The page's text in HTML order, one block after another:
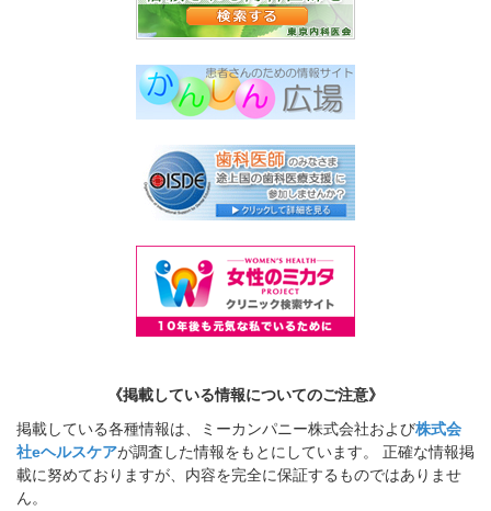
《掲載している情報についてのご注意》
掲載している各種情報は、ミーカンパニー株式会社および株式会
社eヘルスケアが調査した情報をもとにしています。 正確な情報掲
載に努めておりますが、内容を完全に保証するものではありませ
ん。